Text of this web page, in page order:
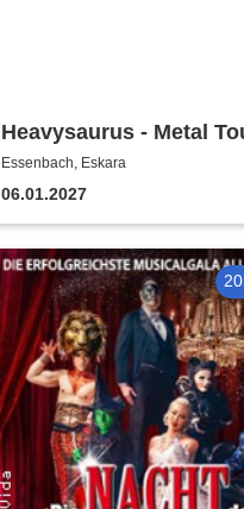
Heavysaurus - Metal
2026/27
Essenbach, Eskara
06.01.2027